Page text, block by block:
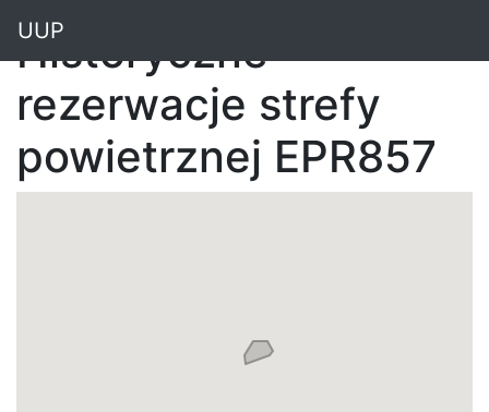
UUP
Historyczne
rezerwacje strefy
powietrznej EPR857